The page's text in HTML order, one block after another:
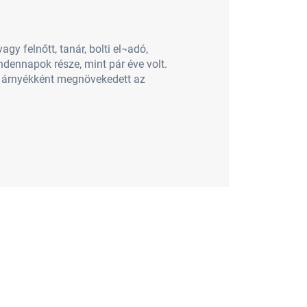
felnőtt, tanár, bolti el¬adó,
része, mint pár éve volt.
megnövekedett az